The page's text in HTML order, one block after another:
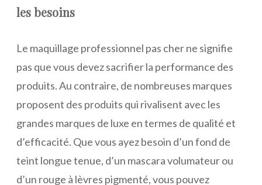
les besoins
Le maquillage professionnel pas cher ne signifie
pas que vous devez sacrifier la performance des
produits. Au contraire, de nombreuses marques
proposent des produits qui rivalisent avec les
grandes marques de luxe en termes de qualité et
d’efficacité. Que vous ayez besoin d’un fond de
teint longue tenue, d’un mascara volumateur ou
d’un rouge à lèvres pigmenté, vous pouvez